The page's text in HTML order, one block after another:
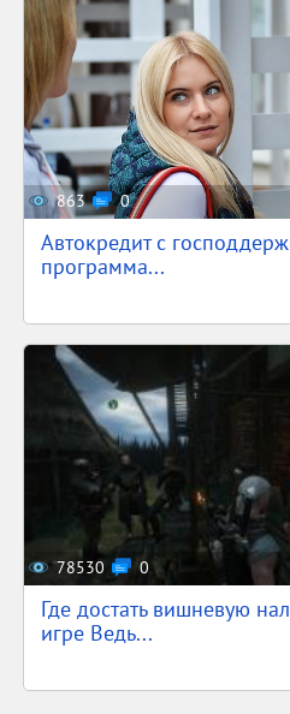
863 0
Автокредит с
программа...
78530 0
Где достать вишневую
игре Ведь...